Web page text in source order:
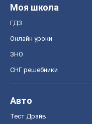
Моя школа
ГДЗ
Онлайн уроки
ЗНО
СНГ решебники
Авто
Тест Драйв